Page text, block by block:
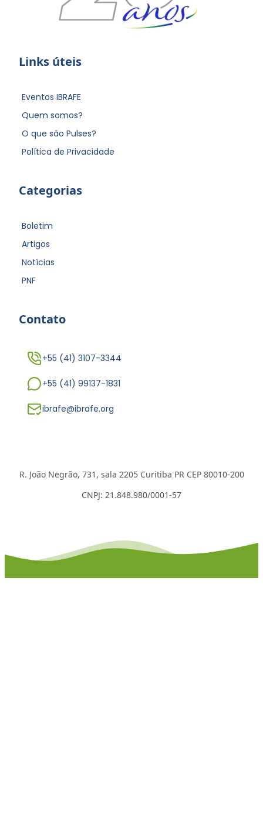
Links úteis
Eventos IBRAFE
Quem somos?
O que são Pulses?
Política de Privacidade
Categorias
Boletim
Artigos
Notícias
PNF
Contato
+55 (41) 3107-3344
+55 (41) 99137-1831
ibrafe@ibrafe.org
R. João Negrão, 731, sala 2205 Curitiba PR CEP 80010-200
CNPJ: 21.848.980/0001-57